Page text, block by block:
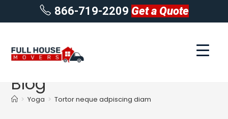
866-719-2209 Get a Quote
Blog
> Yoga > Tortor neque adpiscing diam